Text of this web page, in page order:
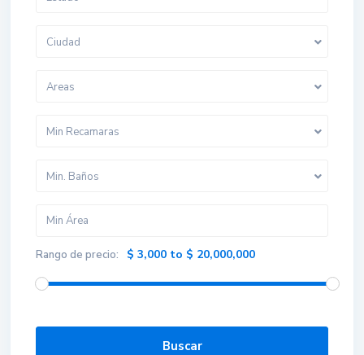
Ciudad
Areas
Min Recamaras
Min. Baños
Rango de precio: $ 3,000 to $ 20,000,000
Buscar